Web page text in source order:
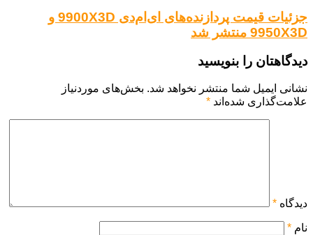
جزئیات قیمت پردازنده‌های ای‌ام‌دی 9900X3D و
9950X3D منتشر شد
دیدگاهتان را بنویسید
نشانی ایمیل شما منتشر نخواهد شد. بخش‌های موردنیاز
علامت‌گذاری شده‌اند *
دیدگاه *
نام *